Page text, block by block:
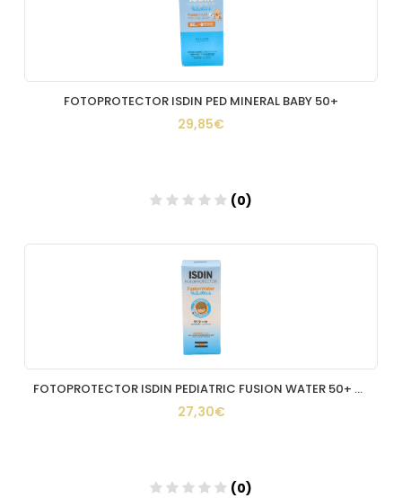
FOTOPROTECTOR ISDIN PED MINERAL BABY 50+
29,85€
(0)
Añadir
FOTOPROTECTOR ISDIN PEDIATRIC FUSION WATER 50+ 50ML
27,30€
(0)